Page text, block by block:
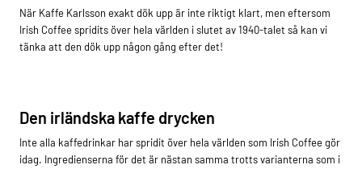
När Kaffe Karlsson exakt dök upp är inte riktigt klart, men eftersom
Irish Coffee spridits över hela världen i slutet av 1940-talet så kan vi
tänka att den dök upp någon gång efter det!
Den irländska kaffe drycken
Inte alla kaffedrinkar har spridit över hela världen som Irish Coffee gör
idag. Ingredienserna för det är nästan samma trotts varianterna som i